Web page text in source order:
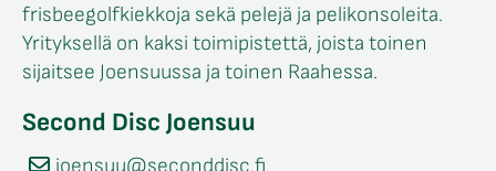
frisbeegolfkiekkoja sekä pelejä ja pelikonsoleita.
Yrityksellä on kaksi toimipistettä, joista toinen
sijaitsee Joensuussa ja toinen Raahessa.
Second Disc Joensuu
sulje